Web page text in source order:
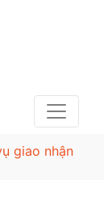
giao nhận